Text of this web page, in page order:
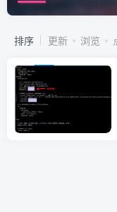
排序 更新 浏览